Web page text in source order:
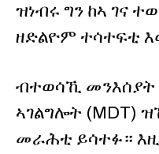
ዝነብሩ ግን ከኣ ገና
ዘድልዮም ተሳተፍቲ
ብተወሳኺ መንእሰያት
ኣገልግሎት (MDT)
መራሕቲ ይሳተፉ።